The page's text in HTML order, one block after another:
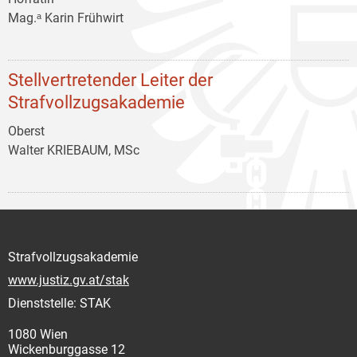
Mag.ᵃ Karin Frühwirt
Stellvertretender Leiter der
Strafvollzugsakademie
Oberst
Walter KRIEBAUM, MSc
Strafvollzugsakademie
www.justiz.gv.at/stak
Dienststelle: STAK
1080 Wien
Wickenburggasse 12